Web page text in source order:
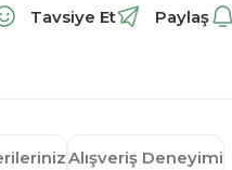
Tavsiye Et Paylaş
Alışveriş Deneyimi